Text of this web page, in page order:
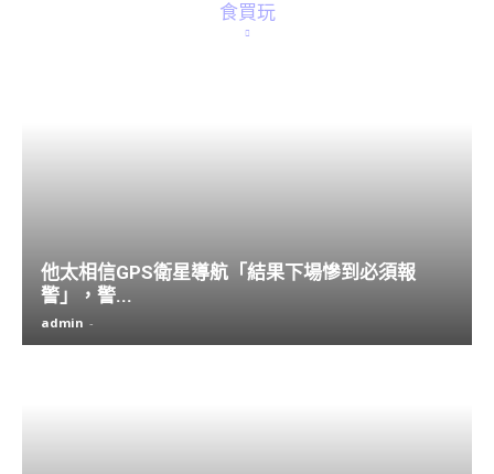
食買玩
他太相信GPS衛星導航「結果下場慘到必須報
警」，警...
admin -